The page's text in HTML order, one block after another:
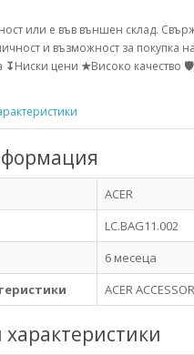
или е във външен склад.
и възможност за покупка
↧Ниски цени ★Високо качество 🛡
ACER
LC.BAG11.002
6 месеца
ACER